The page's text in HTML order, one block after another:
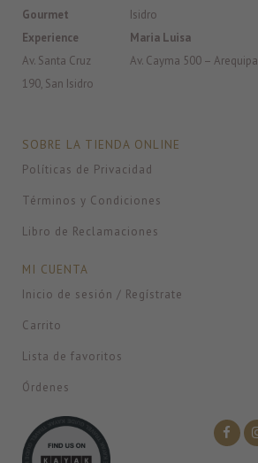
Gourmet
Experience
Av. Santa Cruz
190, San Isidro
Isidro
Maria Luisa
Av. Cayma 500 – Arequipa
SOBRE LA TIENDA ONLINE
Políticas de Privacidad
Términos y Condiciones
Libro de Reclamaciones
MI CUENTA
Inicio de sesión / Regístrate
Carrito
Lista de favoritos
Órdenes